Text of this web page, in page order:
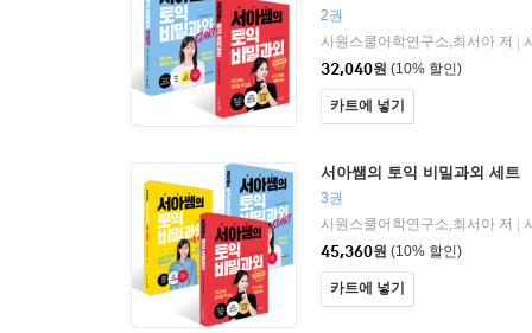
2권
시원스쿨어학연구소,최서아 저
32,040원 (10% 할인)
카트에 넣기
서아쌤의 토익 비밀과외 세트
3권
시원스쿨어학연구소,최서아 저
45,360원 (10% 할인)
카트에 넣기